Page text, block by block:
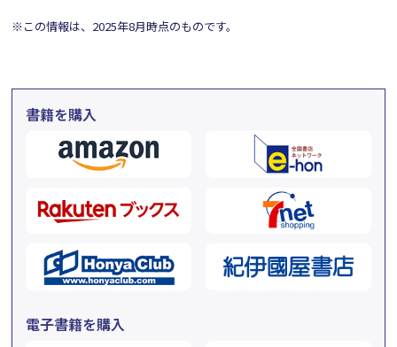
※この情報は、2025年8月時点のものです。
書籍を購入
電子書籍を購入